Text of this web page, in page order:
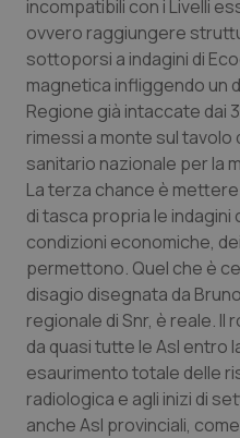
Umbria
Valle D’Aosta
Veneto
Oftalmologia
Oncodermatologia
Oncoematologia
Oncologia &
Psoriasi & pelle
Quotidiano
Quotidiano
incompatibili con i Livelli
ovvero raggiungere
sottoporsi a indagini di
magnetica infliggendo un
Regione già intaccate dai
rimessi a monte sul
sanitario nazionale per la
La terza chance è
di tasca propria le indagini
condizioni economiche,
permettono. Quel che è
disagio disegnata da
regionale di Snr, è reale.
da quasi tutte le Asl entro
esaurimento totale delle
radiologica e agli inizi di
anche Asl provinciali,